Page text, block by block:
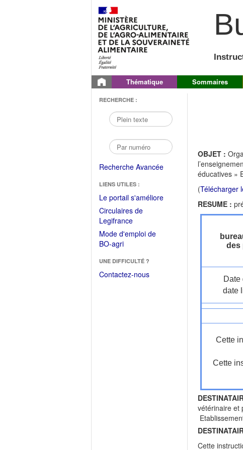
Thématique Sommaires
RECHERCHE :
Recherche Avancée
LIENS UTILES :
Le portail s'améliore(Fichier
Circulaires de
Legifrance(Ouvrir
dans
une
fenêtre)
Mode d'emploi de
BO-agri(Ouvrir
une
nouvelle
UNE DIFFICULTÉ ?
Contactez-nous
OBJET :
éducatives »
(Télécharger
RESUME :
des
Date
date
Cette
Cette
vétérinaire et
Cette